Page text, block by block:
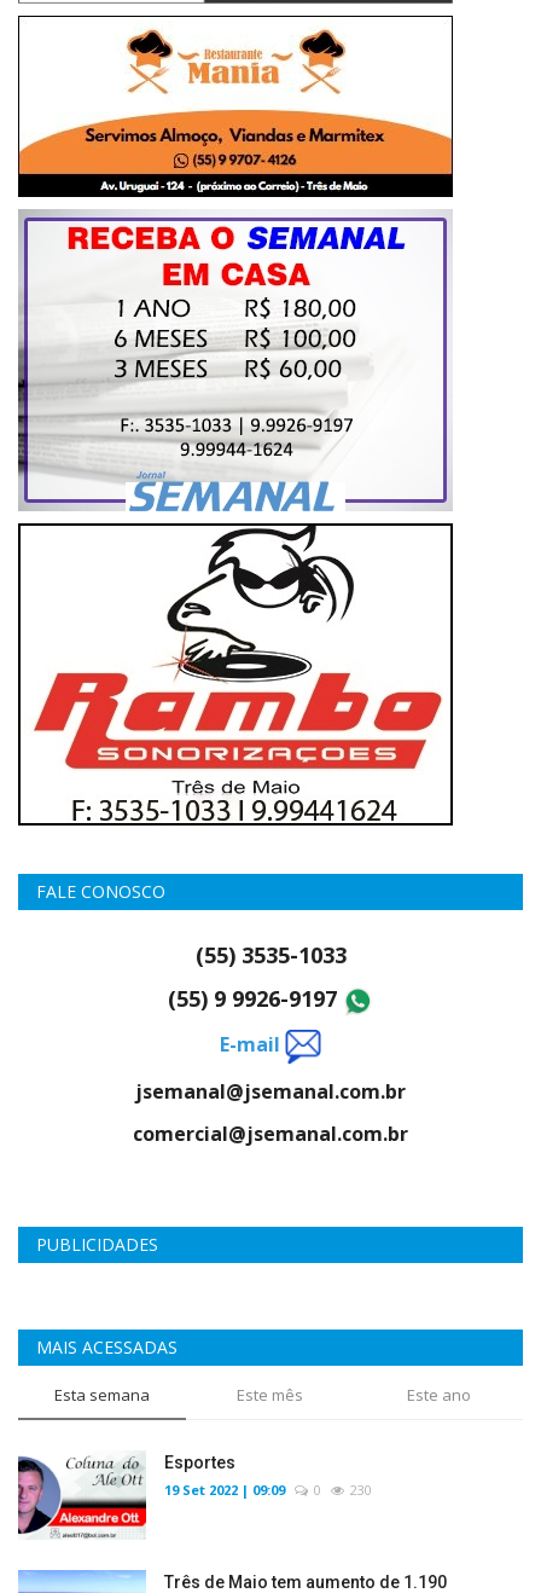
FALE CONOSCO
(55) 3535-1033
(55) 9 9926-9197
E-mail
jsemanal@jsemanal.com.br
comercial@jsemanal.com.br
PUBLICIDADES
MAIS ACESSADAS
Esta semana Este mês Este ano
Esportes
19 Set 2022 | 09:09 0 230
Três de Maio tem aumento de 1.190